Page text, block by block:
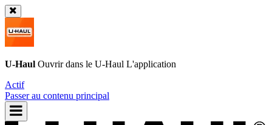
U-Haul Ouvrir dans le U-Haul L'application
Actif
Passer au contenu principal